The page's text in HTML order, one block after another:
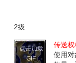
2级
点击加载
GIF
传送权
使用